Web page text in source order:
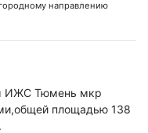
направлению
ИЖС Тюмень мкр
площадью 138